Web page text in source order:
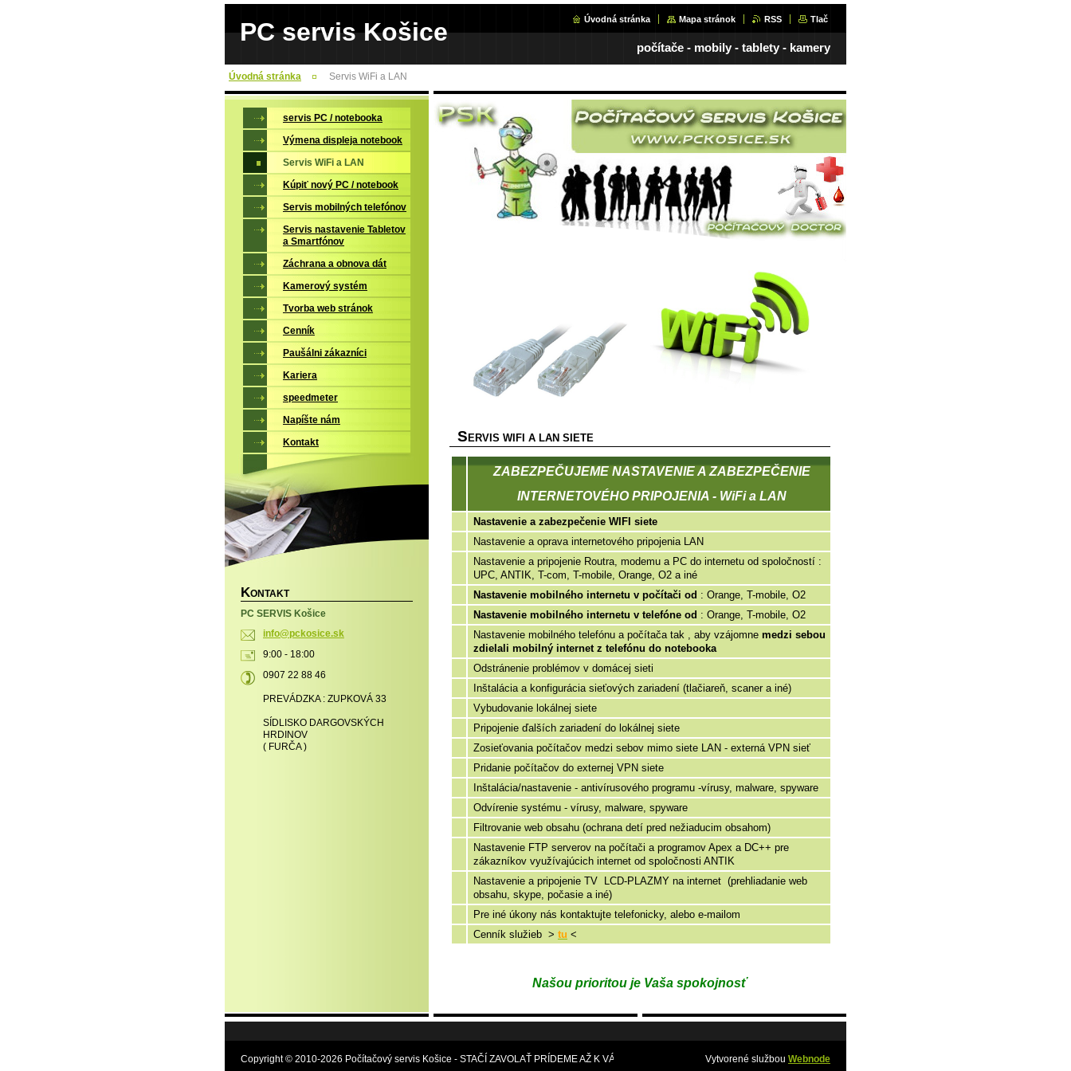
PC servis Košice Úvodná stránka Mapa stránok RSS Tlač
počítače - mobily - tablety - kamery
Úvodná stránka Servis WiFi a LAN
S ERVIS WIFI A LAN SIETE
ZABEZPEČUJEME NASTAVENIE A ZABEZPEČENIE
INTERNETOVÉHO PRIPOJENIA - WiFi a LAN
Nastavenie a zabezpečenie WIFI siete
Nastavenie a oprava internetového pripojenia LAN
Nastavenie a pripojenie Routra, modemu a PC do internetu od spoločností :
UPC, ANTIK, T-com, T-mobile, Orange, O2 a iné
Nastavenie mobilného internetu v počítači od : Orange, T-mobile, O2
Nastavenie mobilného internetu v telefóne od : Orange, T-mobile, O2
Nastavenie mobilného telefónu a počítača tak , aby vzájomne medzi sebou
zdielali mobilný internet z telefónu do notebooka
Odstránenie problémov v domácej sieti
Inštalácia a konfigurácia sieťových zariadení (tlačiareň, scaner a iné)
Vybudovanie lokálnej siete
Pripojenie ďalších zariadení do lokálnej siete
Zosieťovania počítačov medzi sebov mimo siete LAN - externá VPN sieť
Pridanie počítačov do externej VPN siete
Inštalácia/nastavenie - antivírusového programu -vírusy, malware, spyware
Odvírenie systému - vírusy, malware, spyware
Filtrovanie web obsahu (ochrana detí pred nežiaducim obsahom)
Nastavenie FTP serverov na počítači a programov Apex a DC++ pre
zákazníkov využívajúcich internet od spoločnosti ANTIK
Nastavenie a pripojenie TV LCD-PLAZMY na internet (prehliadanie web
obsahu, skype, počasie a iné)
Pre iné úkony nás kontaktujte telefonicky, alebo e-mailom
Cenník služieb > tu <
Našou prioritou je Vaša spokojnosť
servis PC / notebooka
Výmena displeja notebook
Servis WiFi a LAN
Kúpiť nový PC / notebook
Servis mobilných telefónov
Servis nastavenie Tabletov
a Smartfónov
Záchrana a obnova dát
Kamerový systém
Tvorba web stránok
Cenník
Paušálni zákazníci
Kariera
speedmeter
Napíšte nám
Kontakt
KONTAKT
PC SERVIS Košice
info@pckosice.sk
9:00 - 18:00
0907 22 88 46
PREVÁDZKA : ZUPKOVÁ 33
SÍDLISKO DARGOVSKÝCH
HRDINOV
( FURČA )
Copyright © 2010-2026 Počítačový servis Košice - STAČÍ ZAVOLAŤ PRÍDEME AŽ K VÁM Vytvorené službou Webnode